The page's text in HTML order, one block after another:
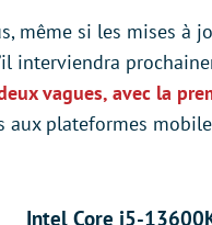
même si les mises à
interviendra
vagues, avec la
aux plateformes
Intel Core i5-